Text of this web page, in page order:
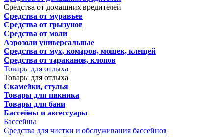
Средства от домашних вредителей
Средства от муравьев
Средства от грызунов
Средства от моли
Аэрозоли универсальные
Средства от мух, комаров, мошек, клещей
Средства от тараканов, клопов
Товары для отдыха
Товары для отдыха
Скамейки, стулья
Товары для пикника
Товары для бани
Бассейны и аксессуары
Бассейны
Средства для чистки и обслуживания бассейнов